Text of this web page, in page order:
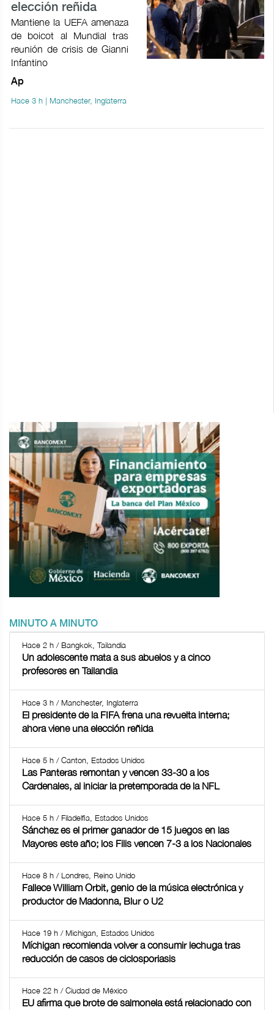
elección reñida
Mantiene la UEFA amenaza
de boicot al Mundial tras
reunión de crisis de Gianni
Infantino
Ap
Hace 3 h | Manchester, Inglaterra
MINUTO A MINUTO
Hace 2 h / Bangkok, Tailandia
Un adolescente mata a sus abuelos y a cinco
profesores en Tailandia
Hace 3 h / Manchester, Inglaterra
El presidente de la FIFA frena una revuelta interna;
ahora viene una elección reñida
Hace 5 h / Canton, Estados Unidos
Las Panteras remontan y vencen 33-30 a los
Cardenales, al iniciar la pretemporada de la NFL
Hace 5 h / Filadelfia, Estados Unidos
Sánchez es el primer ganador de 15 juegos en las
Mayores este año; los Filis vencen 7-3 a los Nacionales
Hace 8 h / Londres, Reino Unido
Fallece William Orbit, genio de la música electrónica y
productor de Madonna, Blur o U2
Hace 19 h / Michigan, Estados Unidos
Míchigan recomienda volver a consumir lechuga tras
reducción de casos de ciclosporiasis
Hace 22 h / Ciudad de México
EU afirma que brote de salmonela está relacionado con